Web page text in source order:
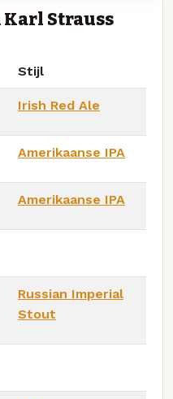
Strauss
Stijl
Irish Red Ale
Amerikaanse IPA
Amerikaanse IPA
Russian Imperial
Stout